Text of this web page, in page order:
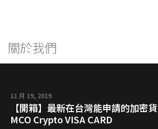
關於我們
11 月 19, 2019
【開箱】最新在台灣能申請的加密
MCO Crypto VISA CARD